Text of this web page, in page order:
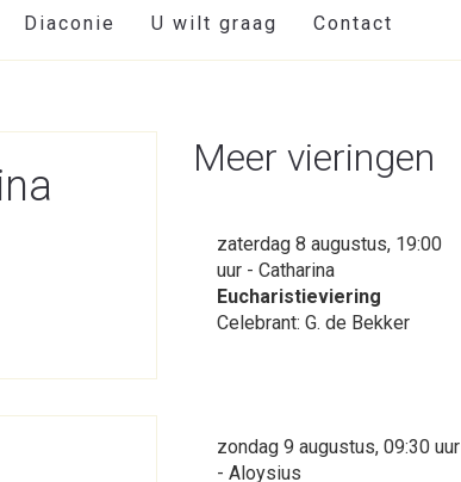
Diaconie U wilt graag Contact
Meer vieringen
zaterdag 8 augustus, 19:00
uur - Catharina
Eucharistieviering
Celebrant: G. de Bekker
zondag 9 augustus, 09:30 uur
- Aloysius